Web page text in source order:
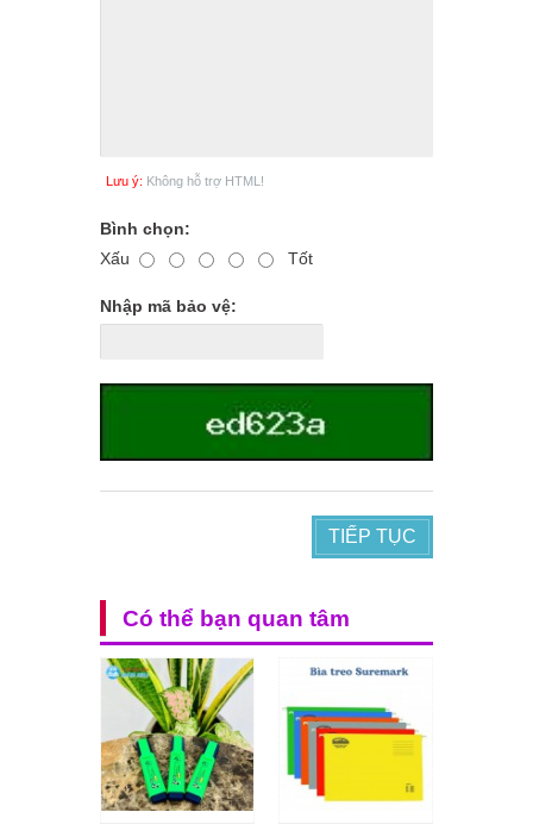
Lưu ý: Không hỗ trợ HTML!
Bình chọn:
Xấu
Tốt
Nhập mã bảo vệ:
TIẾP TỤC
Có thể bạn quan tâm